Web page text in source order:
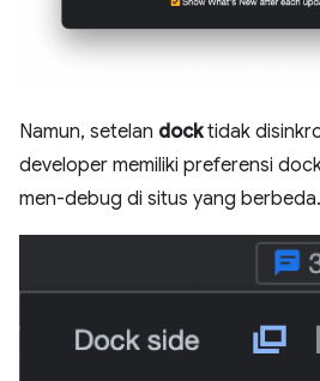
Namun, setelan docktidak
developer memiliki preferensi
men-debug di situs yang berbeda.